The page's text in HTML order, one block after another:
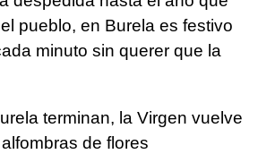
pueblo, en Burela es festivo
minuto sin querer que la
terminan, la Virgen vuelve
de flores